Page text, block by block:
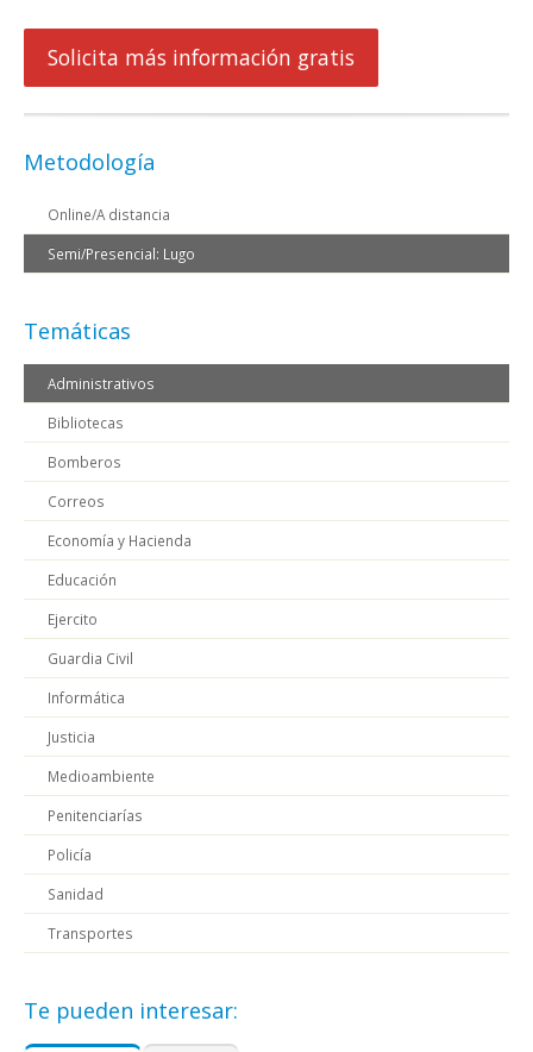
Solicita más información gratis
Metodología
Online/A distancia
Semi/Presencial: Lugo
Temáticas
Administrativos
Bibliotecas
Bomberos
Correos
Economía y Hacienda
Educación
Ejercito
Guardia Civil
Informática
Justicia
Medioambiente
Penitenciarías
Policía
Sanidad
Transportes
Te pueden interesar: